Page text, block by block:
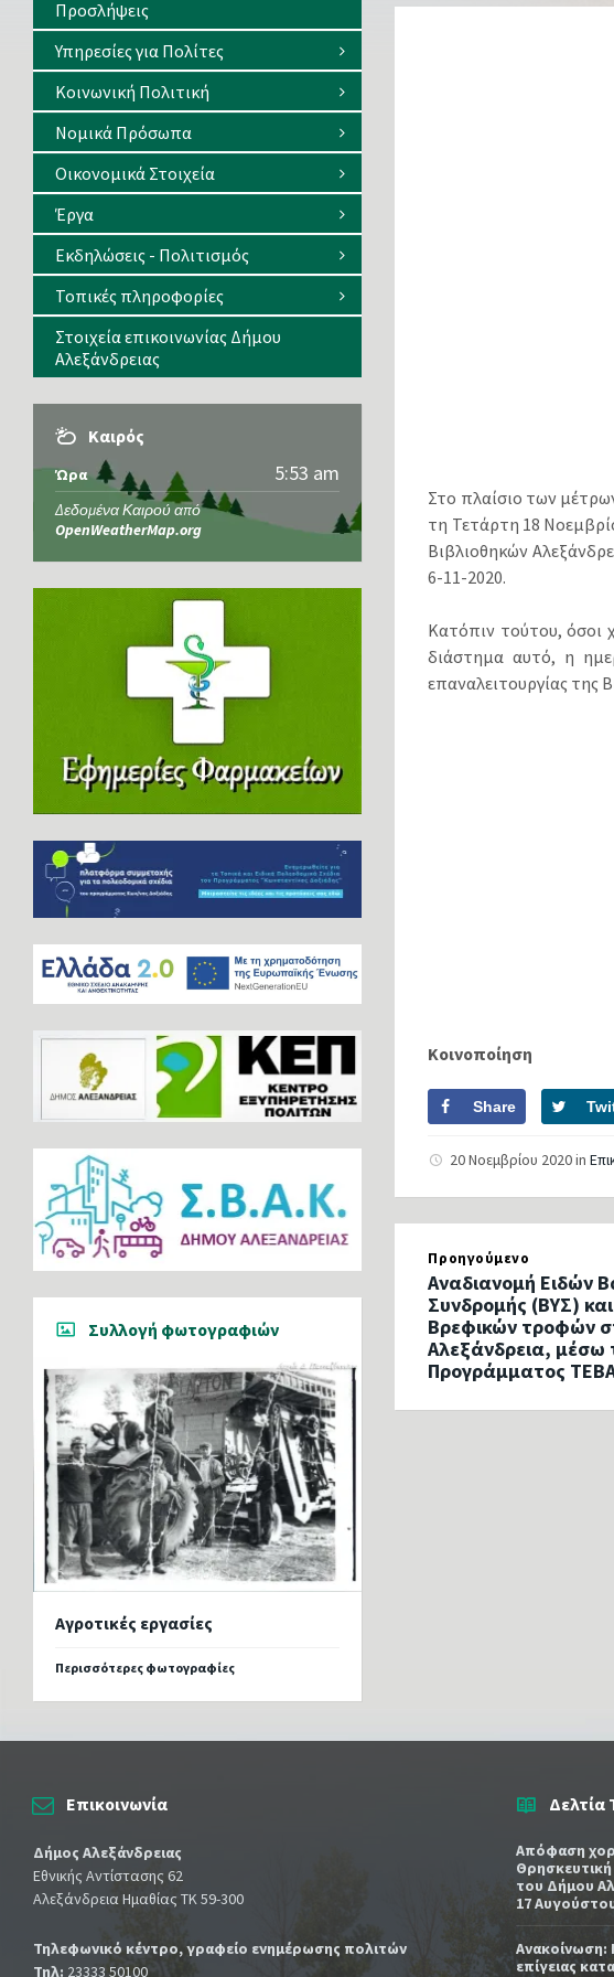
Στο πλαίσιο των
τη Τετάρτη 18
Βιβλιοθηκών
6-11-2020.
Κατόπιν τούτου, όσοι
διάστημα αυτό, η
επαναλειτουργίας της
Κοινοποίηση
Share
20 Νοεμβρίου 2020in
Προηγούμενο
Αναδιανομή Ειδών
Συνδρομής (ΒΥΣ)
Βρεφικών τροφών
Αλεξάνδρεια, μέσω
Προγράμματος
Προσλήψεις
Υπηρεσίες για Πολίτες
Κοινωνική Πολιτική
Νομικά Πρόσωπα
Οικονομικά Στοιχεία
Έργα
Εκδηλώσεις - Πολιτισμός
Τοπικές πληροφορίες
Στοιχεία επικοινωνίας Δήμου
Αλεξάνδρειας
Καιρός
Ώρα 5:53 am
Δεδομένα Καιρού από
OpenWeatherMap.org
Συλλογή φωτογραφιών
Αγροτικές εργασίες
Περισσότερες φωτογραφίες
Επικοινωνία
Δήμος Αλεξάνδρειας
Εθνικής Αντίστασης 62
Αλεξάνδρεια Ημαθίας ΤΚ 59-300
Τηλεφωνικό κέντρο, γραφείο ενημέρωσης πολιτών
Τηλ: 23333 50100
Δελτία
Απόφαση
του Δήμου
17
Ανακοίνωση:
επίγειας